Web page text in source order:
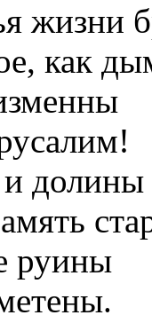
жизни
как
долины
руины